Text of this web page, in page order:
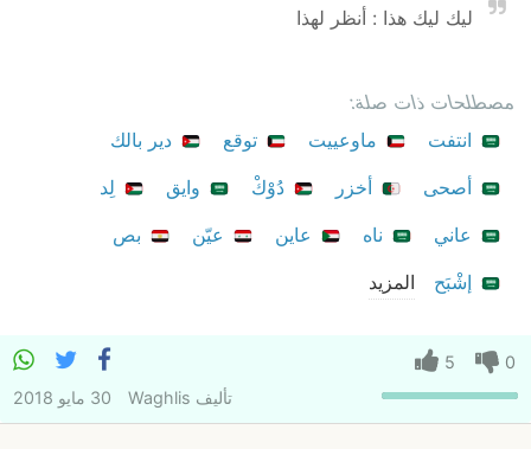
ليك ليك هذا : أنظر لهذا
مصطلحات ذات صلة:
انتفت
ماوعييت توقع
دير بالك
أصحى
أخزر دُوْكْ وايق
لِد
عاني
ناه عاين عيّن
بص
إشْبَح
المزيد
0
5
تأليف Waghlis 30 مايو 2018